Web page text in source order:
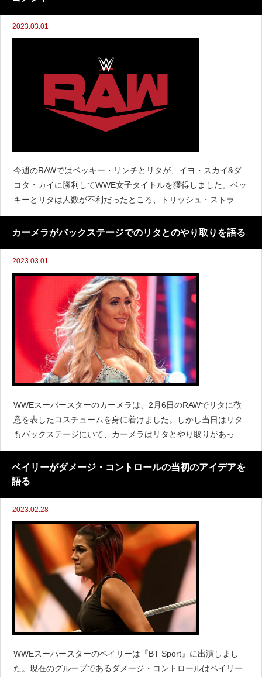
2023.03.01
今週のRAWではベッキー・リンチとリタが、イヨ・スカイ&ダ
コタ・カイに勝利してWWE女子タイトルを獲得しました。ベッ
キーとリタは人数が不利だったところ、トリッシュ・ストラタ
スが登場してチームをサポートしました。試合後のバックステ
ージインタビューでは、ベッキーに対してダメージ・
カーメラがバックステージでのリタとのやり取りを語る
2023.03.01
WWEスーパースターのカーメラは、2月6日のRAWでリタに敬
意を表したコスチュームを身に着けました。しかし当日はリタ
もバックステージにいて、カーメラはリタとやり取りがあった
ようです。カーメラは『WWE After The Bell』に出演し、次の
ように語りました。「復帰した今
ベイリーがダメージ・コントロールの当初のアイデアを
語る
2023.02.28
WWEスーパースターのベイリーは『BT Sport』に出演しまし
た。現在のグループであるダメージ・コントロールはベイリー